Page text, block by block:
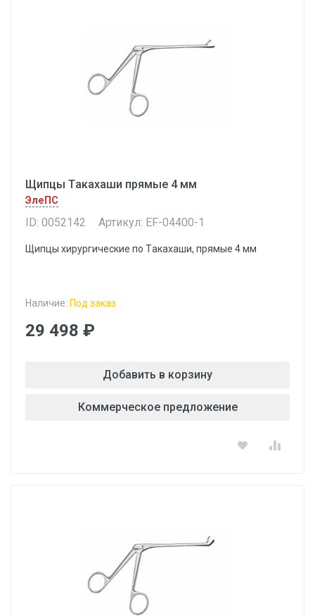
Щипцы Tакахаши прямые 4 мм
ЭлеПС
ID: 0052142 Артикул: EF-04400-1
Щипцы хирургические по Tакахаши, прямые 4 мм
Наличие: Под заказ
29 498 ₽
Добавить в корзину
Коммерческое предложение